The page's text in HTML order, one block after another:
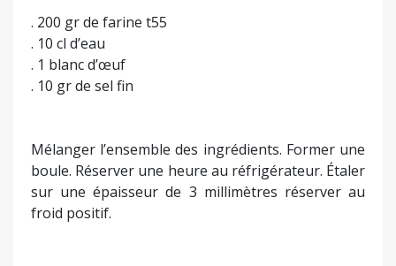
. 200 gr de farine t55
. 10 cl d’eau
. 1 blanc d’œuf
. 10 gr de sel fin
Mélanger l’ensemble des ingrédients. Former une
boule. Réserver une heure au réfrigérateur. Étaler
sur une épaisseur de 3 millimètres réserver au
froid positif.